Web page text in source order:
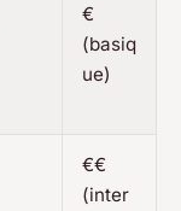
€
(basiq
ue)
€€
(inter